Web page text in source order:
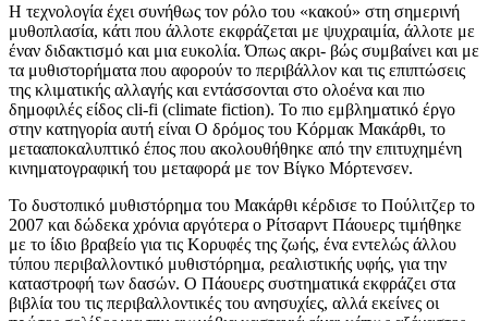
Η τεχνολογία έχει συνήθως τον ρόλο του «κακού» στη σημερινή
μυθοπλασία, κάτι που άλλοτε εκφράζεται με ψυχραιμία, άλλοτε με
έναν διδακτισμό και μια ευκολία. Όπως ακρι- βώς συμβαίνει και με
τα μυθιστορήματα που αφορούν το περιβάλλον και τις επιπτώσεις
της κλιματικής αλλαγής και εντάσσονται στο ολοένα και πιο
δημοφιλές είδος cli-fi (climate fiction). Το πιο εμβληματικό έργο
στην κατηγορία αυτή είναι Ο δρόμος του Κόρμακ Μακάρθι, το
μετααποκαλυπτικό έπος που ακολουθήθηκε από την επιτυχημένη
κινηματογραφική του μεταφορά με τον Βίγκο Μόρτενσεν.
Το δυστοπικό μυθιστόρημα του Μακάρθι κέρδισε το Πούλιτζερ το
2007 και δώδεκα χρόνια αργότερα ο Ρίτσαρντ Πάουερς τιμήθηκε
με το ίδιο βραβείο για τις Κορυφές της ζωής, ένα εντελώς άλλου
τύπου περιβαλλοντικό μυθιστόρημα, ρεαλιστικής υφής, για την
καταστροφή των δασών. Ο Πάουερς συστηματικά εκφράζει στα
βιβλία του τις περιβαλλοντικές του ανησυχίες, αλλά εκείνες οι